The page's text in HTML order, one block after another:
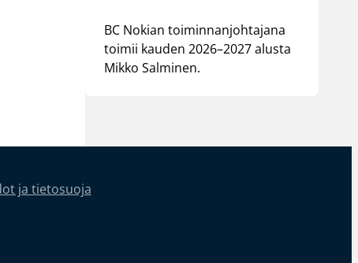
BC Nokian toiminnanjohtajana
toimii kauden 2026–2027 alusta
Mikko Salminen.
ja tietosuoja